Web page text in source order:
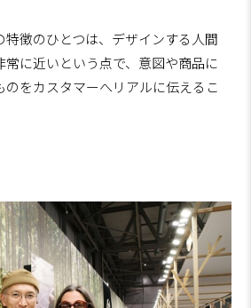
徴のひとつは、デザインする人間
常に近いという点で、意図や商品に
をカスタマーへリアルに伝えるこ